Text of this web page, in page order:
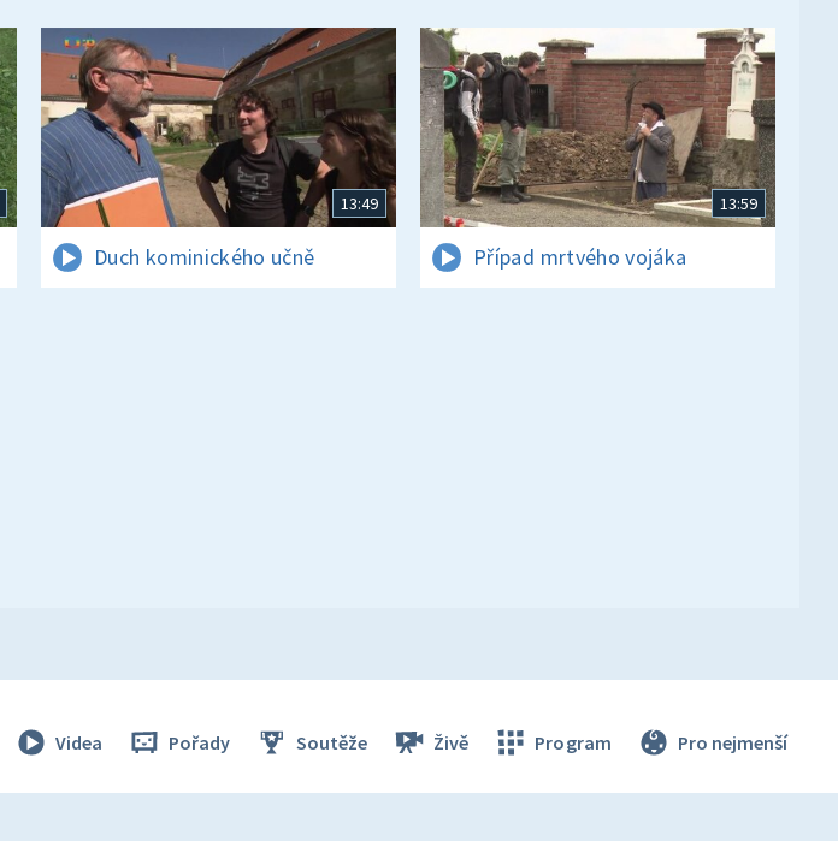
13:49
Duch kominického učně
13:59
Případ mrtvého vojáka
Videa Pořady Soutěže Živě Program Pro nejmenší